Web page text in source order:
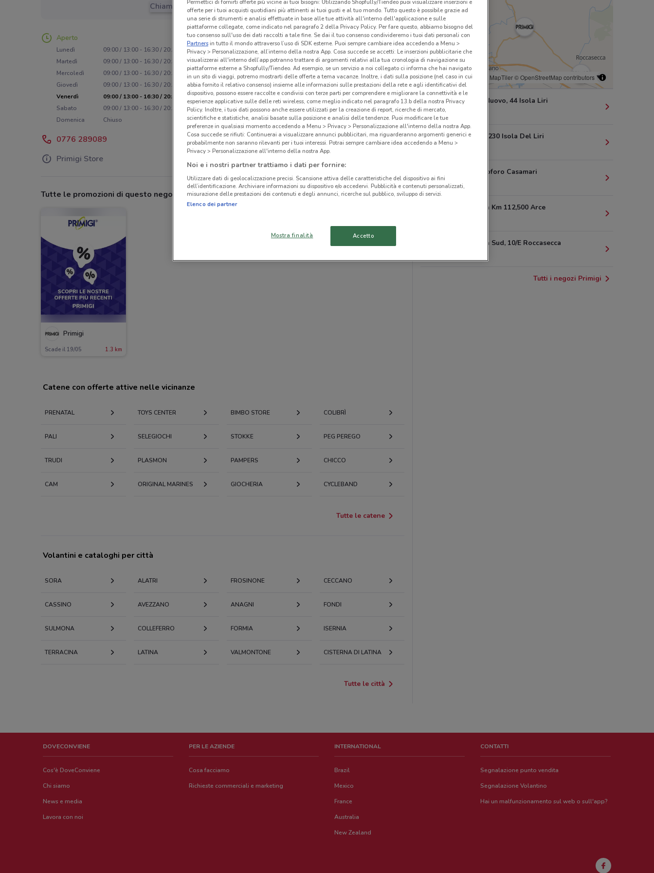
Chiama il negozio
Aperto
Lunedì
09:00 / 13:00 - 16:30 / 20:30
Martedì
09:00 / 13:00 - 16:30 / 20:30
Mercoledì
09:00 / 13:00 - 16:30 / 20:30
Giovedì
09:00 / 13:00 - 16:30 / 20:30
Venerdì
09:00 / 13:00 - 16:30 / 20:30
Sabato
09:00 / 13:00 - 16:30 / 20:30
Domenica
Chiuso
0776 289089
Primigi Store
Tutte le promozioni di questo negozio
Primigi
Scade il 19/05 1.3 km
© MapTiler© OpenStreetMap contributors
Via Borgo Nuovo, 44 Isola Liri
Via Napoli, 230 Isola Del Liri
6.5 km
Via S. Cristoforo Casamari
14 km
Via Casilina Km 112,500 Arce
Via Casilina Sud, 10/E Roccasecca
Tutti i negozi Primigi
Catene con offerte attive nelle vicinanze
PRENATAL TOYS CENTER BIMBO STORE COLIBRÌ
PALI SELEGIOCHI STOKKE PEG PEREGO
TRUDI PLASMON PAMPERS CHICCO
CAM ORIGINAL MARINES GIOCHERIA CYCLEBAND
Tutte le catene
Volantini e cataloghi per città
SORA ALATRI FROSINONE CECCANO
CASSINO AVEZZANO ANAGNI FONDI
SULMONA COLLEFERRO FORMIA ISERNIA
TERRACINA LATINA VALMONTONE CISTERNA DI LATINA
Tutte le città
DOVECONVIENE
Cos'è DoveConviene
Chi siamo
News e media
Lavora con noi
PER LE AZIENDE
Cosa facciamo
Richieste commerciali e marketing
INTERNATIONAL
Brazil
Mexico
France
Australia
New Zealand
CONTATTI
Segnalazione punto vendita
Segnalazione Volantino
Hai un malfunzionamento sul web o sull'app?
Permettici di fornirti offerte più vicine ai tuoi bisogni: Utilizzando Shopfully/Tiendeo puoi visualizzare inserzioni e
offerte per i tuoi acquisti quotidiani più attinenti ai tuoi gusti e al tuo mondo. Tutto questo è possibile grazie ad
una serie di strumenti e analisi effettuate in base alle tue attività all'interno dell'applicazione e sulle
piattaforme collegate, come indicato nel paragrafo 2 della Privacy Policy. Per fare questo, abbiamo bisogno del
tuo consenso sull'uso dei dati raccolti a tale fine. Se dai il tuo consenso condivideremo i tuoi dati personali con
Partnersin tutto il mondo attraverso l’uso di SDK esterne. Puoi sempre cambiare idea accedendo a Menu >
Privacy > Personalizzazione, all’interno della nostra App. Cosa succede se accetti: Le inserzioni pubblicitarie che
visualizzerai all'interno dell’app potranno trattare di argomenti relativi alla tua cronologia di navigazione su
piattaforme esterne a Shopfully/Tiendeo. Ad esempio, se un servizio a noi collegato ci informa che hai navigato
in un sito di viaggi, potremo mostrarti delle offerte a tema vacanze. Inoltre, i dati sulla posizione (nel caso in cui
abbia fornito il relativo consenso) insieme alle informazioni sulle prestazioni della rete e agli identificativi del
dispositivo, possono essere raccolte e condivisi con terze parti per comprendere e migliorare la connettività e le
esperienze applicative sulle delle reti wireless, come meglio indicato nel paragrafo 13.b della nostra Privacy
Policy. Inoltre, i tuoi dati possono anche essere utilizzati per la creazione di report, ricerche di mercato,
scientifiche e statistiche, analisi basate sulla posizione e analisi delle tendenze. Puoi modificare le tue
preferenze in qualsiasi momento accedendo a Menu > Privacy > Personalizzazione all'interno della nostra App.
Cosa succede se rifiuti: Continuerai a visualizzare annunci pubblicitari, ma riguarderanno argomenti generici e
probabilmente non saranno rilevanti per i tuoi interessi. Potrai sempre cambiare idea accedendo a Menu >
Privacy > Personalizzazione all'interno della nostra App.
Noi e i nostri partner trattiamo i dati per fornire:
Utilizzare dati di geolocalizzazione precisi. Scansione attiva delle caratteristiche del dispositivo ai fini
dell’identificazione. Archiviare informazioni su dispositivo e/o accedervi. Pubblicità e contenuti personalizzati,
misurazione delle prestazioni dei contenuti e degli annunci, ricerche sul pubblico, sviluppo di servizi.
Elenco dei partner
Mostra finalità Accetto